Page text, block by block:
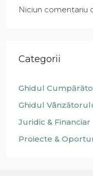
Niciun comentariu
Categorii
Ghidul
Ghidul
Juridic & Financiar
Proiecte &